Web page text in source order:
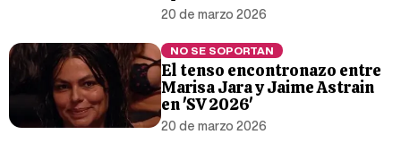
20 de marzo 2026
NO SE SOPORTAN
El tenso encontronazo entre
Marisa Jara y Jaime Astrain
en 'SV 2026'
20 de marzo 2026